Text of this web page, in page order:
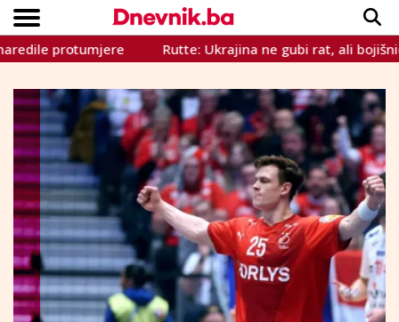
VIJESTI
SPORT
INTERVIEW
TEME
CRNA KRONIKA
LIFESTYLE
Copyright © Dnevnik.ba 2023.
protumjere Rutte: Ukrajina ne gubi rat, ali bojišnica se